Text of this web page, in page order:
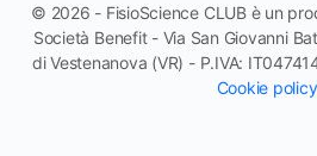
© 2026 - FisioScience CLUB è un
Società Benefit - Via San Giovanni
di Vestenanova (VR) - P.IVA:
Cookie policy